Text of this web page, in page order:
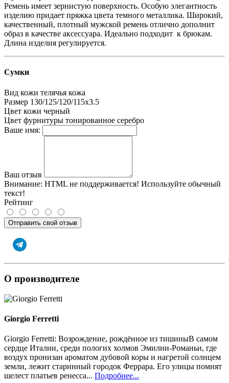
Ремень имеет зернистую поверхность. Особую элегантность
изделию придает пряжка цвета темного металлика. Широкий,
качественный, плотный мужской ремень отлично дополнит
образ в качестве аксессуара. Идеально подходит к брюкам.
Длина изделия регулируется.
Сумки
Вид кожи телячья кожа
Размер 130/125/120/115х3.5
Цвет кожи черный
Цвет фурнитуры тонированное серебро
Ваше имя:
Ваш отзыв
Внимание: HTML не поддерживается! Используйте обычный
текст!
Рейтинг
Отправить свой отзыв
О производителе
Giorgio Ferretti
Giorgio Ferretti: Возрождение, рождённое из тишиныВ самом
сердце Италии, среди пологих холмов Эмилии-Романьи, где
воздух пронизан ароматом дубовой коры и нагретой солнцем
земли, лежит старинный городок Феррара. Его улицы помнят
шелест платьев ренесса... Подробнее...